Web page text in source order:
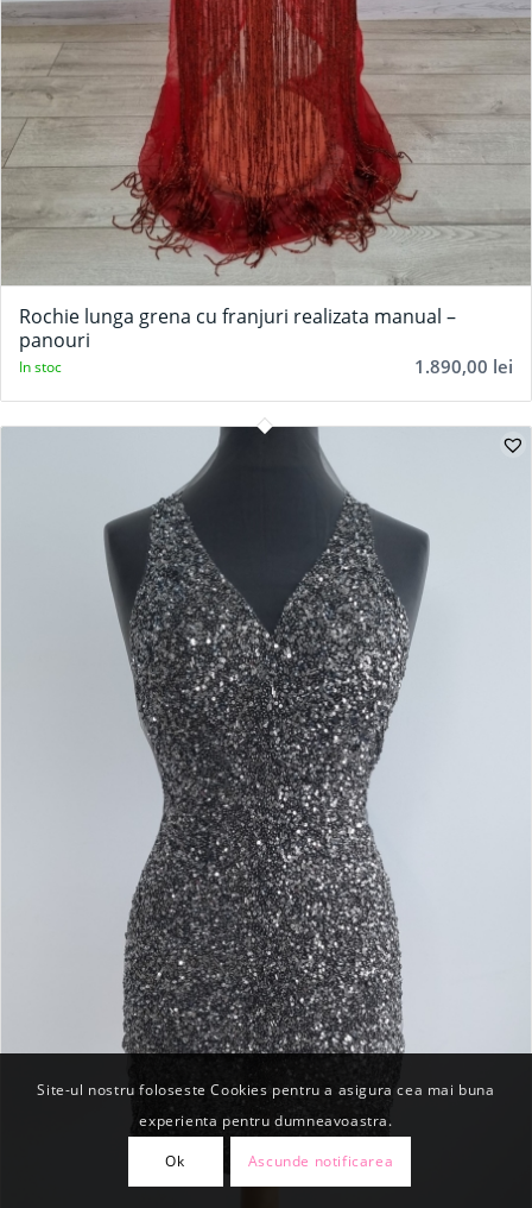
Rochie lunga grena cu franjuri realizata manual –
panouri
1.890,00 lei
In stoc
Site-ul nostru foloseste Cookies pentru a asigura cea mai buna
experienta pentru dumneavoastra.
Ok Ascunde notificarea